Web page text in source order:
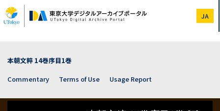
to
main
JA
本朝文粹 14巻序目1巻
Commentary
Terms of Use Usage Report